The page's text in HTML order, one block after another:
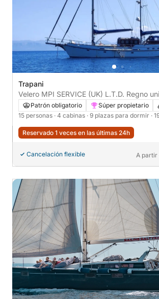
Trapani
Velero MPI SERVICE (UK) L.T.D. Regno unito
Custom 20m
Patrón obligatorio Súper propietario
15 personas · 4 cabinas · 9 plazas para dormir ·
Reservado 1 veces en las últimas 24h
Cancelación flexible A partir